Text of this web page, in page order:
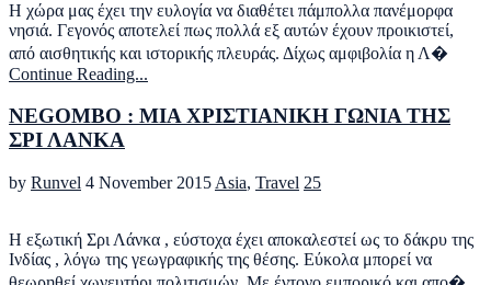
H χώρα μας έχει την ευλογία να διαθέτει πάμπολλα πανέμορφα
νησιά. Γεγονός αποτελεί πως πολλά εξ αυτών έχουν προικιστεί,
από αισθητικής και ιστορικής πλευράς. Δίχως αμφιβολία η Λ�
Continue Reading...
NEGOMBO : ΜΙΑ ΧΡΙΣΤΙΑΝΙΚΗ ΓΩΝΙΑ ΤΗΣ
ΣΡΙ ΛΑΝΚΑ
by Runvel 4 November 2015 Asia, Travel 25
Η εξωτική Σρι Λάνκα , εύστοχα έχει αποκαλεστεί ως το δάκρυ της
Ινδίας , λόγω της γεωγραφικής της θέσης. Εύκολα μπορεί να